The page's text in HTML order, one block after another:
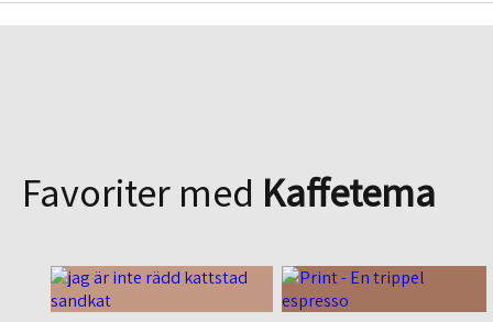
Favoriter med Kaffetema